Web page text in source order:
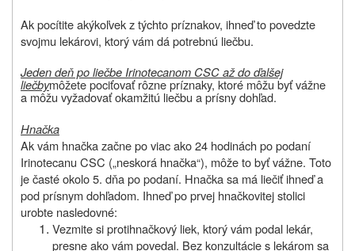
Ak pocítite akýkoľvek z týchto príznakov, ihneď to povedzte
svojmu lekárovi, ktorý vám dá potrebnú liečbu.
Jeden deň po liečbe Irinotecanom CSC až do ďalšej
liečbymôžete pociťovať rôzne príznaky, ktoré môžu byť vážne
a môžu vyžadovať okamžitú liečbu a prísny dohľad.
Hnačka
Ak vám hnačka začne po viac ako 24 hodinách po podaní
Irinotecanu CSC („neskorá hnačka“), môže to byť vážne. Toto
je časté okolo 5. dňa po podaní. Hnačka sa má liečiť ihneď a
pod prísnym dohľadom. Ihneď po prvej hnačkovitej stolici
urobte nasledovné:
Vezmite si protihnačkový liek, ktorý vám podal lekár,
presne ako vám povedal. Bez konzultácie s lekárom sa